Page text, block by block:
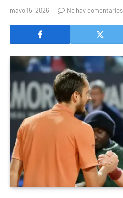
mayo 15, 2026 No hay comentarios